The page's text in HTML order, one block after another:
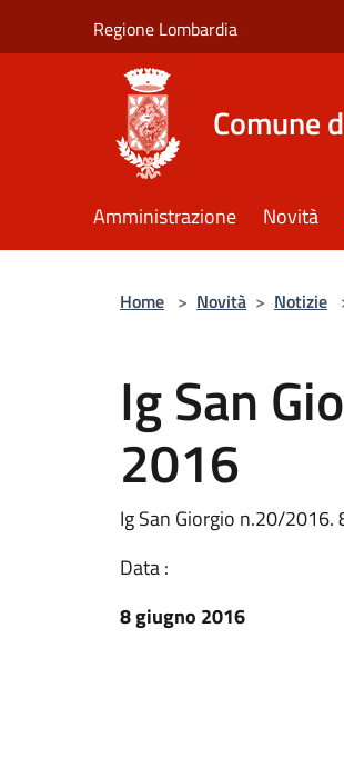
Regione Lombardia
Comune
Amministrazione Novità
Home > Novità > Notizie
Ig San
2016
Ig San Giorgio n.20/2016.
Data :
8 giugno 2016